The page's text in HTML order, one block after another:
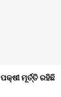
ମୂର୍ତ୍ତି ରହିଛି